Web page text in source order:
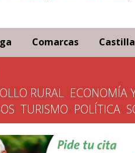
Comarcas
RURAL ECONOMÍA
TURISMO POLÍTICA